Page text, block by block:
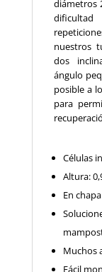
diámetros
nuestros
dos
ángulo
posible a
para
Células
Altura:
En
Muchos
Fácil